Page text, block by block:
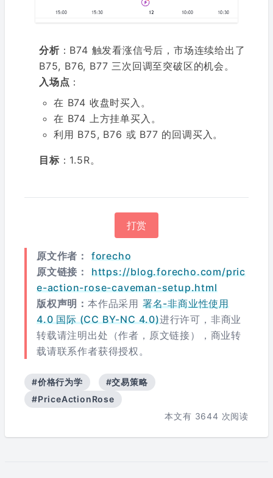
分析：B74 触发看涨信号后，市场连续给出了
B75, B76, B77 三次回调至突破区的机会。
入场点 ：
在 B74 收盘时买入。
在 B74 上方挂单买入。
利用 B75, B76 或 B77 的回调买入。
目标 ：1.5R。
打赏
原文作者：
forecho
原文链接：
https://blog.forecho.com/pric
e-action-rose-caveman-setup.html
版权声明： 本作品采用 署名-非商业性使用
4.0 国际 (CC BY-NC 4.0)进行许可，非商业
转载请注明出处（作者，原文链接），商业转
载请联系作者获得授权。
#价格行为学
#交易策略
#PriceActionRose
本文有 3644 次阅读